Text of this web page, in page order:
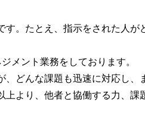
。たとえ、指示をされた人が
メント業務をしております。
どんな課題も迅速に対応し、
より、他者と協働する力、課